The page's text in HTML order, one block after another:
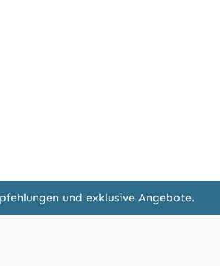
und exklusive Angebote.